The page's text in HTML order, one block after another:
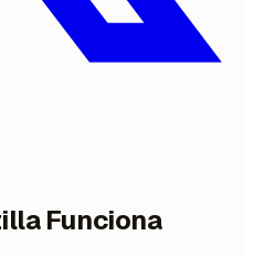
Funciona